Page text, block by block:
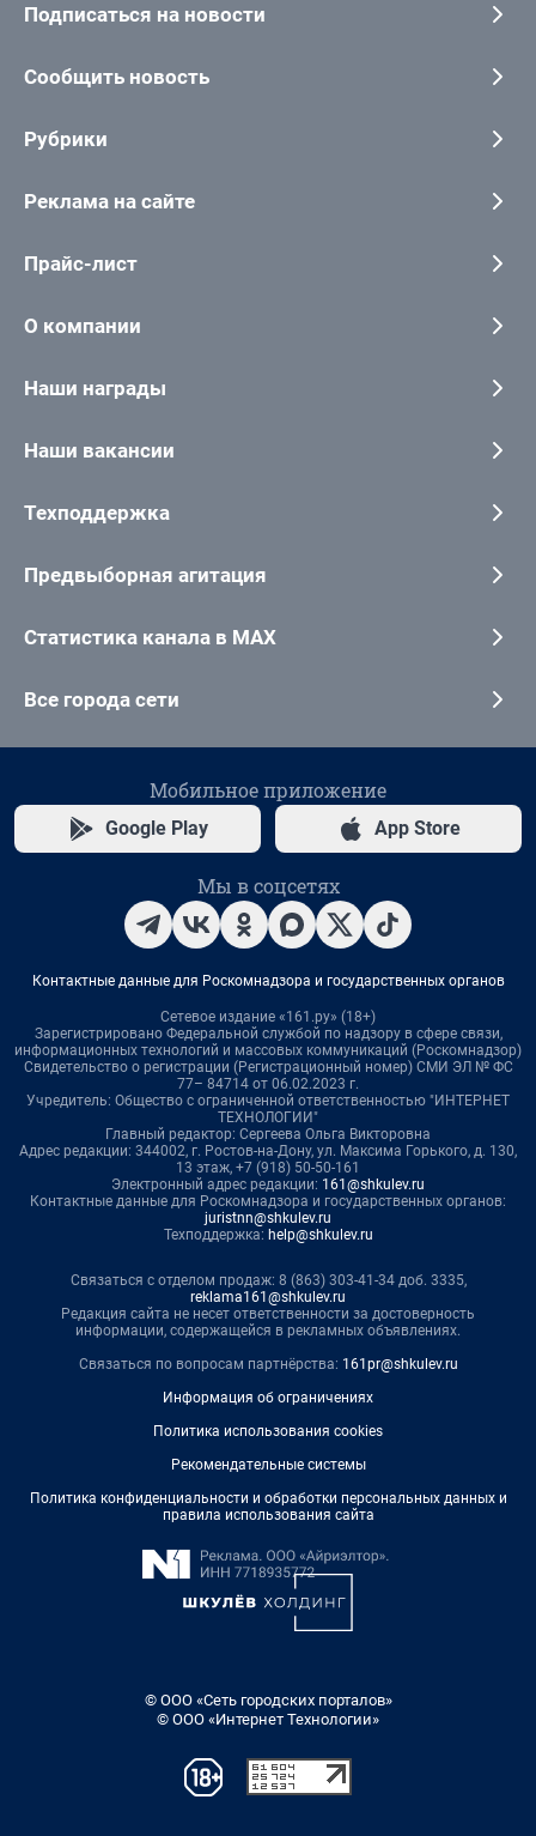
Подписаться на новости
Сообщить новость
Рубрики
Реклама на сайте
Прайс-лист
О компании
Наши награды
Наши вакансии
Техподдержка
Предвыборная агитация
Статистика канала в MAX
Все города сети
Мобильное приложение
Google Play App Store
Мы в соцсетях
Контактные данные для Роскомнадзора и государственных органов
Сетевое издание «161.ру» (18+)
Зарегистрировано Федеральной службой по надзору в сфере связи,
информационных технологий и массовых коммуникаций (Роскомнадзор)
Свидетельство о регистрации (Регистрационный номер) СМИ ЭЛ № ФС
77– 84714 от 06.02.2023 г.
Учредитель: Общество с ограниченной ответственностью "ИНТЕРНЕТ
ТЕХНОЛОГИИ"
Главный редактор: Сергеева Ольга Викторовна
Адрес редакции: 344002, г. Ростов-на-Дону, ул. Максима Горького, д. 130,
13 этаж, +7 (918) 50-50-161
Электронный адрес редакции: 161@shkulev.ru
Контактные данные для Роскомнадзора и государственных органов:
juristnn@shkulev.ru
Техподдержка: help@shkulev.ru
Связаться с отделом продаж: 8 (863) 303-41-34 доб. 3335,
reklama161@shkulev.ru
Редакция сайта не несет ответственности за достоверность
информации, содержащейся в рекламных объявлениях.
Связаться по вопросам партнёрства: 161pr@shkulev.ru
Информация об ограничениях
Политика использования cookies
Рекомендательные системы
Политика конфиденциальности и обработки персональных данных и
правила использования сайта
© ООО «Сеть городских порталов»
© ООО «Интернет Технологии»